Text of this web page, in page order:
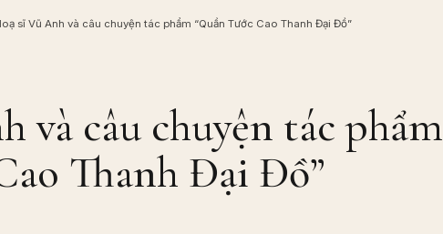
sĩ Vũ Anh và câu chuyện tác phẩm “Quần Tước Cao Thanh Đại Đồ”
và câu chuyện tác phẩm
Thanh Đại Đồ”